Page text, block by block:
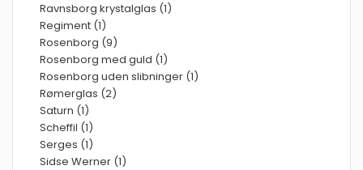
Ravnsborg krystalglas (1)
Regiment (1)
Rosenborg (9)
Rosenborg med guld (1)
Rosenborg uden slibninger (1)
Rømerglas (2)
Saturn (1)
Scheffil (1)
Serges (1)
Sidse Werner (1)